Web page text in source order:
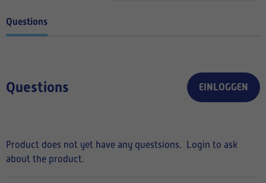
Questions
Questions EINLOGGEN
Product does not yet have any questsions.
Login to ask
about the product.